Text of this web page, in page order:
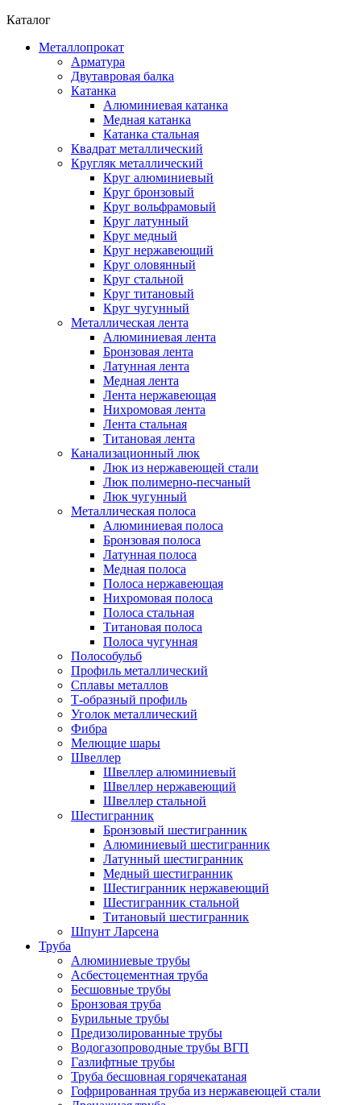
Каталог
Металлопрокат
Арматура
Двутавровая балка
Катанка
Алюминиевая катанка
Медная катанка
Катанка стальная
Квадрат металлический
Кругляк металлический
Круг алюминиевый
Круг бронзовый
Круг вольфрамовый
Круг латунный
Круг медный
Круг нержавеющий
Круг оловянный
Круг стальной
Круг титановый
Круг чугунный
Металлическая лента
Алюминиевая лента
Бронзовая лента
Латунная лента
Медная лента
Лента нержавеющая
Нихромовая лента
Лента стальная
Титановая лента
Канализационный люк
Люк из нержавеющей стали
Люк полимерно-песчаный
Люк чугунный
Металлическая полоса
Алюминиевая полоса
Бронзовая полоса
Латунная полоса
Медная полоса
Полоса нержавеющая
Нихромовая полоса
Полоса стальная
Титановая полоса
Полоса чугунная
Полособульб
Профиль металлический
Сплавы металлов
Т-образный профиль
Уголок металлический
Фибра
Мелющие шары
Швеллер
Швеллер алюминиевый
Швеллер нержавеющий
Швеллер стальной
Шестигранник
Бронзовый шестигранник
Алюминиевый шестигранник
Латунный шестигранник
Медный шестигранник
Шестигранник нержавеющий
Шестигранник стальной
Титановый шестигранник
Шпунт Ларсена
Труба
Алюминиевые трубы
Асбестоцементная труба
Бесшовные трубы
Бронзовая труба
Бурильные трубы
Предизолированные трубы
Водогазопроводные трубы ВГП
Газлифтные трубы
Труба бесшовная горячекатаная
Гофрированная труба из нержавеющей стали